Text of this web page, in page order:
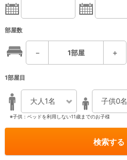
部屋数
－ 1部屋 ＋
1部屋目
大人1名 子供0名
※子供：ベッドを利用しない11歳までのお子様
検索する